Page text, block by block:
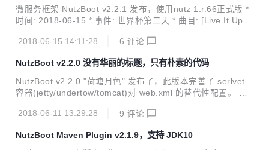
https://gitee.com...
微服务框架 NutzBoot v2.2.1 发布，使用nutz 1.r.66正式版 *
时间: 2018-06-15 * 事件: 世界杯第二天 * 曲目: [Live It Up]
性: 与2.0.x/2.1.x完全兼容 * 变更: * update: 使用nutz 1.r.66
2018-06-15 14:11:28 6 评论
NutzBoot v2.2.0 没有华丽的标题，只有朴素的代码
NutzBoot v2.2.0 "荷塘月色" 发布了，此版本完善了 serlvet
容器(jetty/undertow/tomcat)对 web.xml 的替代性配置。 时
容 变更: add: tomcat也需要支持404和500页面等页面 http
ertow也需要支持404和500页面等页面 add: 为jetty/underto
2018-06-11 13:29:28 9 评论
NutzBoot Maven Plugin v2.1.9，支持 JDK10